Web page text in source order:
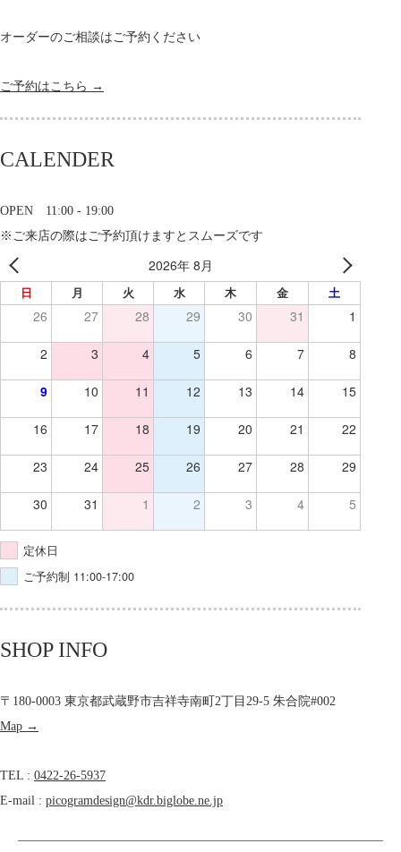
オーダーのご相談はご予約ください
ご予約はこちら →
CALENDER
OPEN 11:00 - 19:00
※ご来店の際はご予約頂けますとスムーズです
2026年 8月
日 月 火 水 木 金 土
26 27 28 29 30 31 1
2 3 4 5 6 7 8
9 10 11 12 13 14 15
16 17 18 19 20 21 22
23 24 25 26 27 28 29
30 31 1 2 3 4 5
定休日
ご予約制 11:00-17:00
SHOP INFO
〒180-0003 東京都武蔵野市吉祥寺南町2丁目29-5 朱合院#002
Map →
TEL : 0422-26-5937
E-mail : picogramdesign@kdr.biglobe.ne.jp